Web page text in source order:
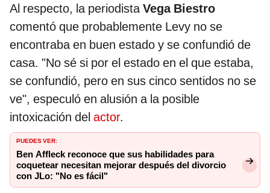
Al respecto, la periodistaVega Biestro
comentó que probablemente Levy no se
encontraba en buen estado y se confundió de
casa. "No sé si por el estado en el que estaba,
se confundió, pero en sus cinco sentidos no se
ve", especuló en alusión a la posible
intoxicación del actor.
PUEDES VER:
Ben Affleck reconoce que sus habilidades para
coquetear necesitan mejorar después del divorcio
con JLo: "No es fácil"